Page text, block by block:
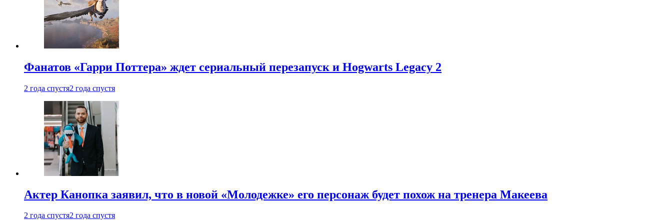
Фанатов «Гарри Поттера» ждет сериальный перезапуск и Hogwarts Legacy 2
2 года спустя2 года спустя
Актер Канопка заявил, что в новой «Молодежке» его персонаж будет похож на тренера Макеева
2 года спустя2 года спустя